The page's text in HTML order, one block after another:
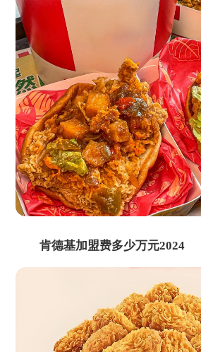
肯德基加盟费多少万元2024